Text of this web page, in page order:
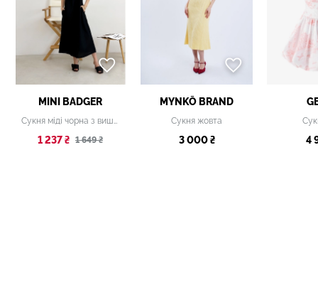
MINI BADGER
Сукня міді чорна з вишивкою
1 237 ₴ 1 649 ₴
MYNKŌ BRAND
Сукня жовта
3 000 ₴ 4